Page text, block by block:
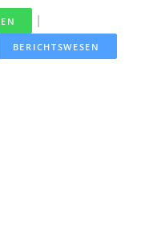
|
BERICHTSWESEN